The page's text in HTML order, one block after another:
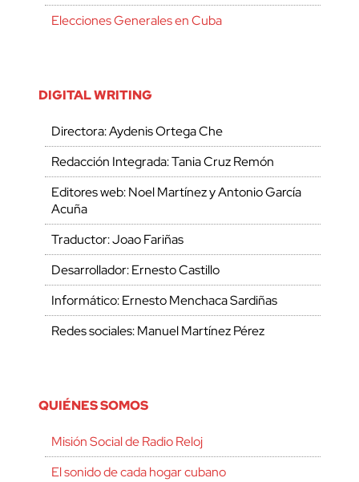
Elecciones Generales en Cuba
DIGITAL WRITING
Directora: Aydenis Ortega Che
Redacción Integrada: Tania Cruz Remón
Editores web: Noel Martínez y Antonio García
Acuña
Traductor: Joao Fariñas
Desarrollador: Ernesto Castillo
Informático: Ernesto Menchaca Sardiñas
Redes sociales: Manuel Martínez Pérez
QUIÉNES SOMOS
Misión Social de Radio Reloj
El sonido de cada hogar cubano